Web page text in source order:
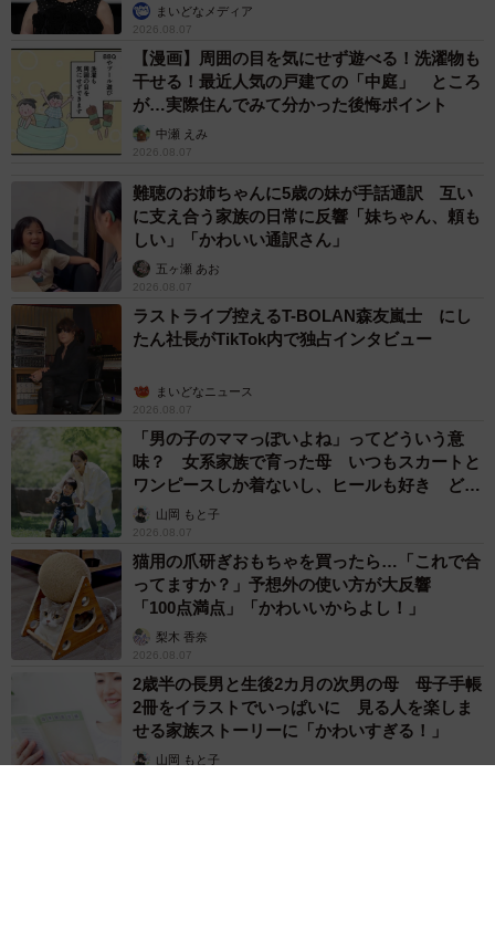
まいどなメディア
2026.08.07
【漫画】周囲の目を気にせず遊べる！洗濯物も
干せる！最近人気の戸建ての「中庭」 ところ
が…実際住んでみて分かった後悔ポイント
中瀬 えみ
2026.08.07
難聴のお姉ちゃんに5歳の妹が手話通訳 互い
に支え合う家族の日常に反響「妹ちゃん、頼も
しい」「かわいい通訳さん」
五ヶ瀬 あお
2026.08.07
ラストライブ控えるT-BOLAN森友嵐士 にし
たん社長がTikTok内で独占インタビュー
まいどなニュース
2026.08.07
「男の子のママっぽいよね」ってどういう意
味？ 女系家族で育った母 いつもスカートと
ワンピースしか着ないし、ヒールも好き どの
へんが…
山岡 もと子
2026.08.07
猫用の爪研ぎおもちゃを買ったら…「これで合
ってますか？」予想外の使い方が大反響
「100点満点」「かわいいからよし！」
梨木 香奈
2026.08.07
2歳半の長男と生後2カ月の次男の母 母子手帳
2冊をイラストでいっぱいに 見る人を楽しま
せる家族ストーリーに「かわいすぎる！」
山岡 もと子